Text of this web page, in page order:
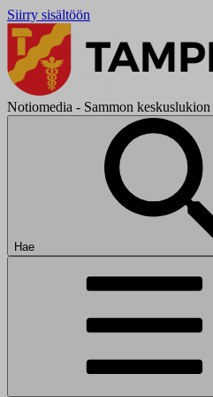
Siirry sisältöön
Notiomedia - Sammon
Hae